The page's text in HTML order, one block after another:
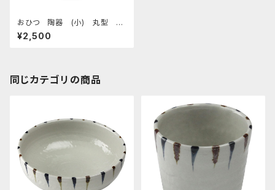
おひつ 陶器 (小) 丸型 黒
マット
¥2,500
同じカテゴリの商品